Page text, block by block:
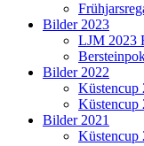
Bilder 2023
LJM 2023
Bilder 2022
Küstencup
Küstencup
Bilder 2021
Küstencup